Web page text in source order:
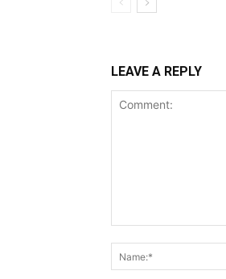
LEAVE A REPLY